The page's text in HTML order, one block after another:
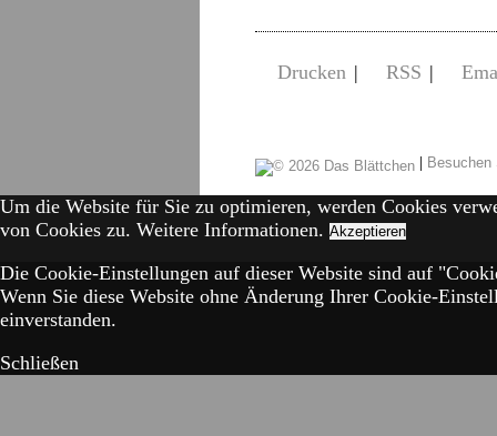
Drucken | RSS |
|
Um die Website für Sie zu optimieren, werden Cookies
von Cookies zu. Weitere Informationen. Akzeptieren
Die Cookie-Einstellungen auf dieser Website sind auf
Wenn Sie diese Website ohne Änderung Ihrer Cookie-
einverstanden.
Schließen